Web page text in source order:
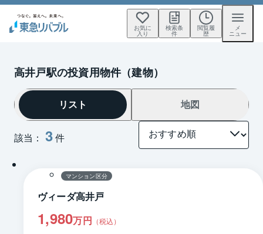
お気に
入り
検索条
件
閲覧履
歴
メ
ニュー
高井戸駅の投資用物件（建物）
該当： 3件
リスト 地図
1 / 0 間取り
マンション区分
ヴィーダ高井戸
1,980万円 （税込）